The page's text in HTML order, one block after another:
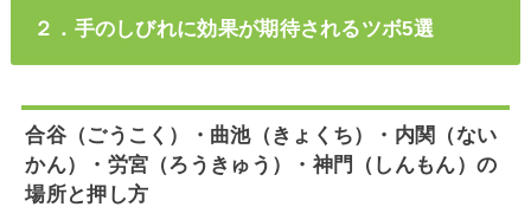
２．手のしびれに効果が期待されるツボ5選
合谷（ごうこく）・曲池（きょくち）・内関（ない
かん）・労宮（ろうきゅう）・神門（しんもん）の
場所と押し方